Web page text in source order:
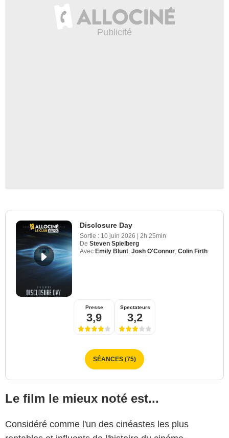
Disclosure Day
Sortie : 10 juin 2026 | 2h 25min
De Steven Spielberg
Avec Emily Blunt Josh O'Connor Colin Firth
Presse
3,9
Spectateurs
3,2
SÉANCES (75)
Le film le mieux noté est...
Considéré comme l'un des cinéastes les plus